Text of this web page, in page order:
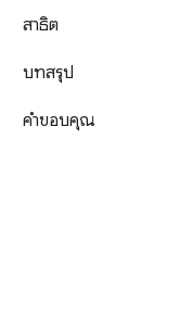
สาธิต
บทสรุป
คำขอบคุณ